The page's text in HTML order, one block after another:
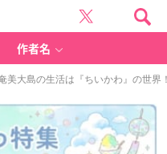
作者名
美大島の生活は『ちいかわ』の世界